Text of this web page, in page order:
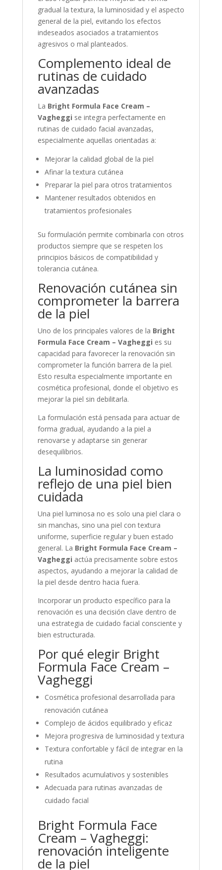
gradual la textura, la luminosidad y el aspecto
general de la piel, evitando los efectos
indeseados asociados a tratamientos
agresivos o mal planteados.
Complemento ideal de
rutinas de cuidado
avanzadas
La Bright Formula Face Cream –
Vagheggi se integra perfectamente en
rutinas de cuidado facial avanzadas,
especialmente aquellas orientadas a:
Mejorar la calidad global de la piel
Afinar la textura cutánea
Preparar la piel para otros tratamientos
Mantener resultados obtenidos en
tratamientos profesionales
Su formulación permite combinarla con otros
productos siempre que se respeten los
principios básicos de compatibilidad y
tolerancia cutánea.
Renovación cutánea sin
comprometer la barrera
de la piel
Uno de los principales valores de la Bright
Formula Face Cream – Vagheggi es su
capacidad para favorecer la renovación sin
comprometer la función barrera de la piel.
Esto resulta especialmente importante en
cosmética profesional, donde el objetivo es
mejorar la piel sin debilitarla.
La formulación está pensada para actuar de
forma gradual, ayudando a la piel a
renovarse y adaptarse sin generar
desequilibrios.
La luminosidad como
reflejo de una piel bien
cuidada
Una piel luminosa no es solo una piel clara o
sin manchas, sino una piel con textura
uniforme, superficie regular y buen estado
general. La Bright Formula Face Cream –
Vagheggi actúa precisamente sobre estos
aspectos, ayudando a mejorar la calidad de
la piel desde dentro hacia fuera.
Incorporar un producto específico para la
renovación es una decisión clave dentro de
una estrategia de cuidado facial consciente y
bien estructurada.
Por qué elegir Bright
Formula Face Cream –
Vagheggi
Cosmética profesional desarrollada para
renovación cutánea
Complejo de ácidos equilibrado y eficaz
Mejora progresiva de luminosidad y textura
Textura confortable y fácil de integrar en la
rutina
Resultados acumulativos y sostenibles
Adecuada para rutinas avanzadas de
cuidado facial
Bright Formula Face
Cream – Vagheggi:
renovación inteligente
de la piel